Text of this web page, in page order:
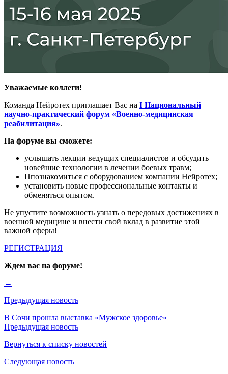
Уважаемые коллеги!
Команда Нейротех приглашает Вас на I Национальный
научно-практический форум «Военно-медицинская
реабилитация».
На форуме вы сможете:
услышать лекции ведущих специалистов и обсудить
новейшие технологии в лечении боевых травм;
Ппознакомиться с оборудованием компании Нейротех;
установить новые профессиональные контакты и
обменяться опытом.
Не упустите возможность узнать о передовых достижениях в
военной медицине и внести свой вклад в развитие этой
важной сферы!
РЕГИСТРАЦИЯ
Ждем вас на форуме!
←
Предыдущая новость
В Сочи прошла выставка «Мужское здоровье»
Предыдущая новость
Вернуться к списку новостей
Следующая новость